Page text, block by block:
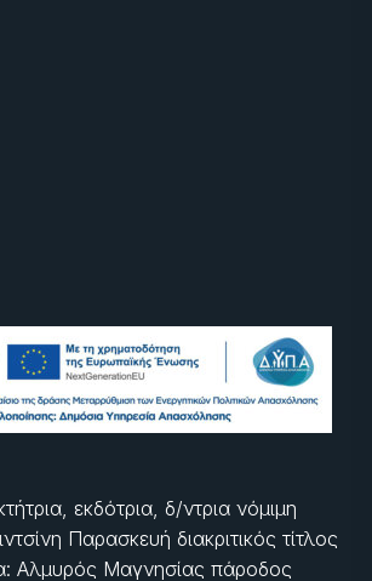
εκδότρια, δ/ντρια νόμιμη
Παρασκευή διακριτικός τίτλος
Αλμυρός Μαγνησίας πάροδος